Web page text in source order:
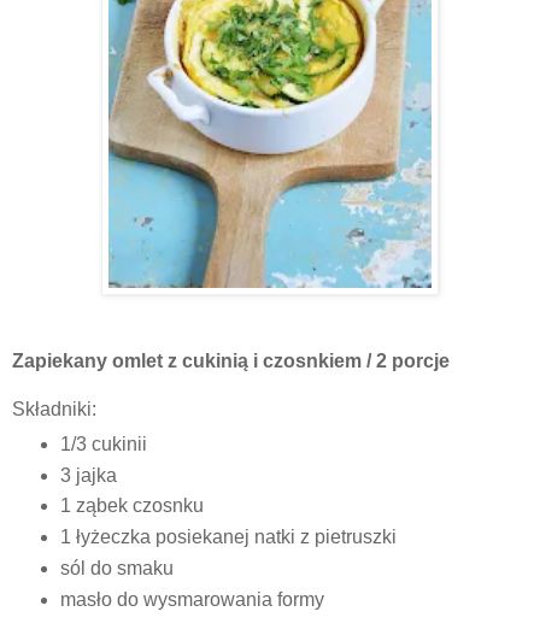
Zapiekany omlet z cukinią i czosnkiem / 2 porcje
Składniki:
1/3 cukinii
3 jajka
1 ząbek czosnku
1 łyżeczka posiekanej natki z pietruszki
sól do smaku
masło do wysmarowania formy